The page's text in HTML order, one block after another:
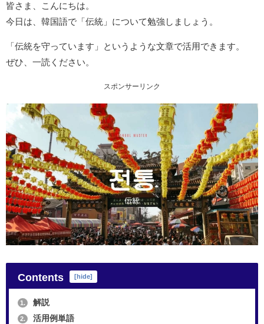
皆さま、こんにちは。
今日は、韓国語で「伝統」について勉強しましょう。
「伝統を守っています」というような文章で活用できます。
ぜひ、一読ください。
スポンサーリンク
Contents [hide]
1. 解説
2. 活用例単語